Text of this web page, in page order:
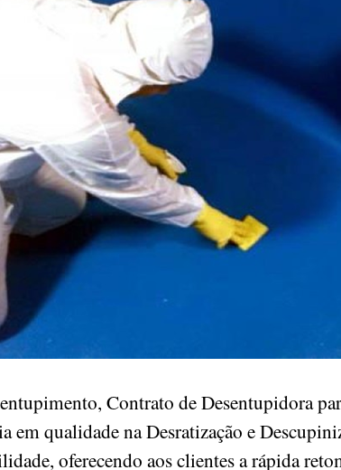
Contrato de Desentupidora
em qualidade na Desratização e
oferecendo aos clientes a rápida